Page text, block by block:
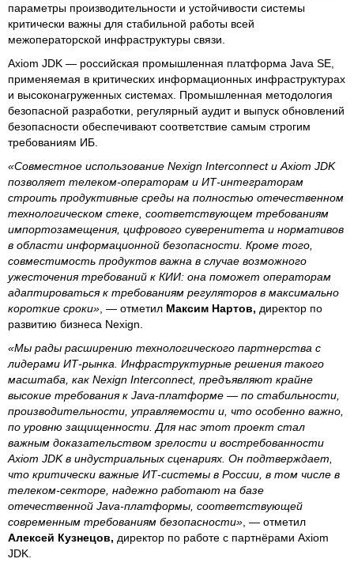
параметры производительности и устойчивости системы
критически важны для стабильной работы всей
межоператорской инфраструктуры связи.
Axiom JDK — российская промышленная платформа Java SE,
применяемая в критических информационных инфраструктурах
и высоконагруженных системах. Промышленная методология
безопасной разработки, регулярный аудит и выпуск обновлений
безопасности обеспечивают соответствие самым строгим
требованиям ИБ.
«Совместное использование Nexign Interconnect и Axiom JDK
позволяет телеком-операторам и ИТ-интеграторам
строить продуктивные среды на полностью отечественном
технологическом стеке, соответствующем требованиям
импортозамещения, цифрового суверенитета и нормативов
в области информационной безопасности. Кроме того,
совместимость продуктов важна в случае возможного
ужесточения требований к КИИ: она поможет операторам
адаптироваться к требованиям регуляторов в максимально
короткие сроки» , — отметил Максим Нартов, директор по
развитию бизнеса Nexign.
«Мы рады расширению технологического партнерства с
лидерами ИТ-рынка. Инфраструктурные решения такого
масштаба, как Nexign Interconnect, предъявляют крайне
высокие требования к Java-платформе — по стабильности,
производительности, управляемости и, что особенно важно,
по уровню защищенности. Для нас этот проект стал
важным доказательством зрелости и востребованности
Axiom JDK в индустриальных сценариях. Он подтверждает,
что критически важные ИТ-системы в России, в том числе в
телеком-секторе, надежно работают на базе
отечественной Java-платформы, соответствующей
современным требованиям безопасности» , — отметил
Алексей Кузнецов, директор по работе с партнёрами Axiom
JDK.